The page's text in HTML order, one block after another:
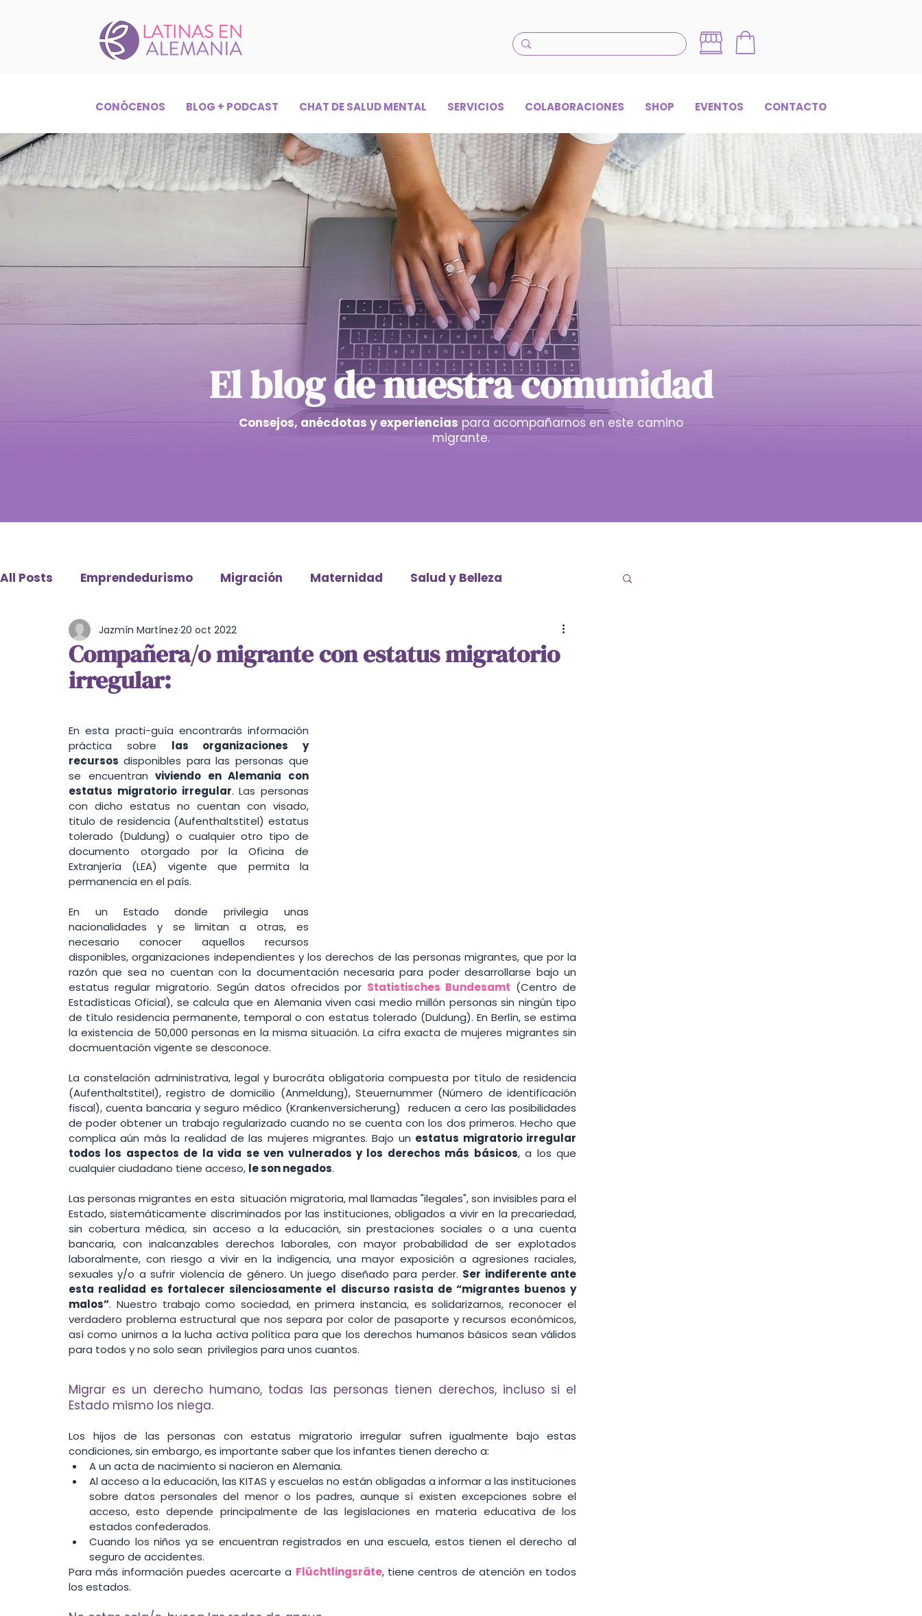
CONÓCENOS BLOG + PODCAST CHAT DE SALUD MENTAL SERVICIOS COLABORACIONES SHOP EVENTOS CONTACTO
El blog de nuestra comunidad
Consejos, anécdotas y experiencias para acompañarnos en este camino
migrante.
All Posts Emprendedurismo Migración Maternidad Salud y Belleza
Cultura y Entretenimiento Burocracia
Estilo de vida Feminismo
Compañera/o migrante con estatus migratorio
irregular:
Jazmín Martínez 20 oct 2022
En esta practi-guía encontrarás información
práctica sobre las organizaciones y
recursos disponibles para las personas que
se encuentran viviendo en Alemania con
estatus migratorio irregular. Las personas
con dicho estatus no cuentan con visado,
titulo de residencia (Aufenthaltstitel) estatus
tolerado (Duldung) o cualquier otro tipo de
documento otorgado por la Oficina de
Extranjería (LEA) vigente que permita la
permanencia en el país.
En un Estado donde privilegia unas
nacionalidades y se limitan a otras, es
necesario conocer aquellos recursos
disponibles, organizaciones independientes y los derechos de las personas migrantes, que por la
razón que sea no cuentan con la documentación necesaria para poder desarrollarse bajo un
estatus regular migratorio. Según datos ofrecidos por Statistisches Bundesamt (Centro de
Estadísticas Oficial), se calcula que en Alemania viven casi medio millón personas sin ningún tipo
de título residencia permanente, temporal o con estatus tolerado (Duldung). En Berlín, se estima
la existencia de 50,000 personas en la misma situación. La cifra exacta de mujeres migrantes sin
docmuentación vigente se desconoce.
La constelación administrativa, legal y burocráta obligatoria compuesta por título de residencia
(Aufenthaltstitel), registro de domicilio (Anmeldung), Steuernummer (Número de identificación
fiscal), cuenta bancaria y seguro médico (Krankenversicherung)  reducen a cero las posibilidades
de poder obtener un trabajo regularizado cuando no se cuenta con los dos primeros. Hecho que
complica aún más la realidad de las mujeres migrantes. Bajo un estatus migratorio irregular
todos los aspectos de la vida se ven vulnerados y los derechos más básicos, a los que
cualquier ciudadano tiene acceso, le son negados.
Las personas migrantes en esta  situación migratoria, mal llamadas "ilegales", son invisibles para el
Estado, sistemáticamente discriminados por las instituciones, obligados a vivir en la precariedad,
sin cobertura médica, sin acceso a la educación, sin prestaciones sociales o a una cuenta
bancaria, con inalcanzables derechos laborales, con mayor probabilidad de ser explotados
laboralmente, con riesgo a vivir en la indigencia, una mayor exposición a agresiones raciales,
sexuales y/o a sufrir violencia de género. Un juego diseñado para perder. Ser indiferente ante
esta realidad es fortalecer silenciosamente el discurso rasista de “migrantes buenos y
malos”. Nuestro trabajo como sociedad, en primera instancia, es solidarizarnos, reconocer el
verdadero problema estructural que nos separa por color de pasaporte y recursos económicos,
así como unirnos a la lucha activa política para que los derechos humanos básicos sean válidos
para todos y no solo sean  privilegios para unos cuantos.
Migrar es un derecho humano, todas las personas tienen derechos, incluso si el
Estado mismo los niega.
Los hijos de las personas con estatus migratorio irregular sufren igualmente bajo estas
condiciones, sin embargo, es importante saber que los infantes tienen derecho a:
A un acta de nacimiento si nacieron en Alemania.
Al acceso a la educación, las KITAS y escuelas no están obligadas a informar a las instituciones
sobre datos personales del menor o los padres, aunque sí existen excepciones sobre el
acceso, esto depende principalmente de las legislaciones en materia educativa de los
estados confederados.
Cuando los niños ya se encuentran registrados en una escuela, estos tienen el derecho al
seguro de accidentes.
Para más información puedes acercarte a Flüchtlingsräte, tiene centros de atención en todos
los estados.